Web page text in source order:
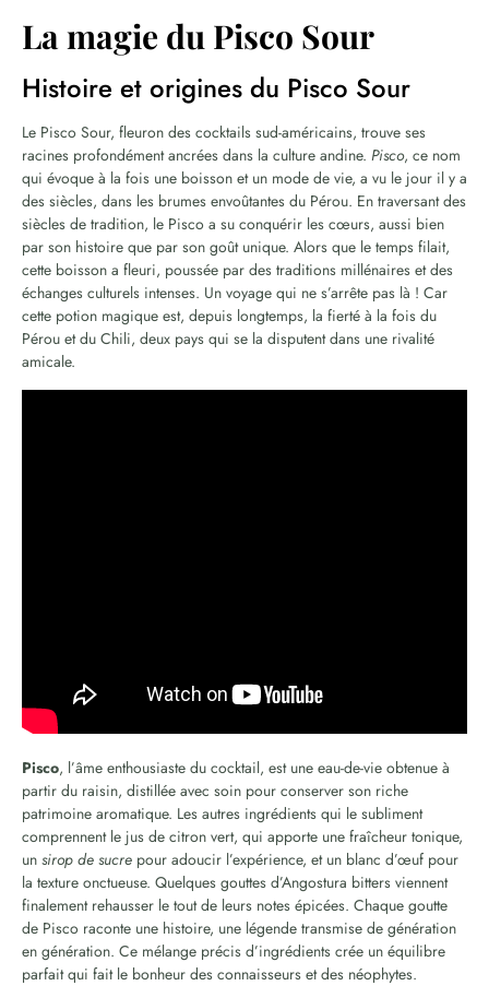
La magie du Pisco Sour
Histoire et origines du Pisco Sour
Le Pisco Sour, fleuron des cocktails sud-américains, trouve ses
racines profondément ancrées dans la culture andine. Pisco, ce nom
qui évoque à la fois une boisson et un mode de vie, a vu le jour il y a
des siècles, dans les brumes envoûtantes du Pérou. En traversant des
siècles de tradition, le Pisco a su conquérir les cœurs, aussi bien
par son histoire que par son goût unique. Alors que le temps filait,
cette boisson a fleuri, poussée par des traditions millénaires et des
échanges culturels intenses. Un voyage qui ne s’arrête pas là ! Car
cette potion magique est, depuis longtemps, la fierté à la fois du
Pérou et du Chili, deux pays qui se la disputent dans une rivalité
amicale.
Pisco, l’âme enthousiaste du cocktail, est une eau-de-vie obtenue à
partir du raisin, distillée avec soin pour conserver son riche
patrimoine aromatique. Les autres ingrédients qui le subliment
comprennent le jus de citron vert, qui apporte une fraîcheur tonique,
un sirop de sucre pour adoucir l’expérience, et un blanc d’œuf pour
la texture onctueuse. Quelques gouttes d’Angostura bitters viennent
finalement rehausser le tout de leurs notes épicées. Chaque goutte
de Pisco raconte une histoire, une légende transmise de génération
en génération. Ce mélange précis d’ingrédients crée un équilibre
parfait qui fait le bonheur des connaisseurs et des néophytes.